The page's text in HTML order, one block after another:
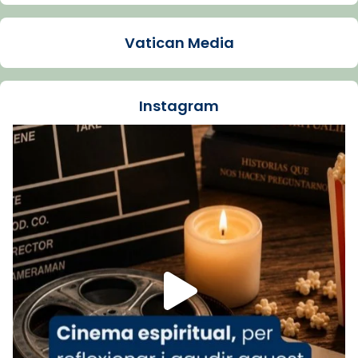
Arquebisbat de Barcelona
La Carmina va patir depressió. Fa gairebé
dos mesos, a l'Estadi Lluís Companys, la
Recupera l'entrevista comp
Vatican
tican News 👇
www.vaticannews.va/es/iglesia/news/2026-
07/carmina-historia-depresion-papa-viaje-
espana-testimoni...
Foto
View on Facebook · Share
Arquebisbat de Barcelona
2 weeks ago
Vatican Media
Instagram